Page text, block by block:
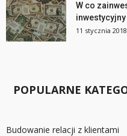
W co
11 stycznia 2018
POPULARNE
Budowanie relacji z klientami